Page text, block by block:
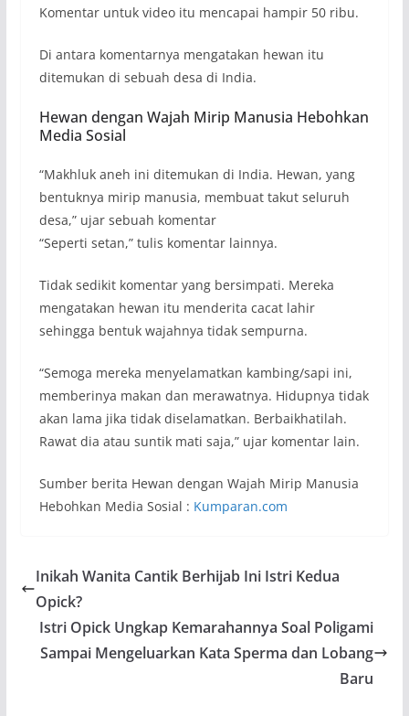
Komentar untuk video itu mencapai hampir 50 ribu.
Di antara komentarnya mengatakan hewan itu
ditemukan di sebuah desa di India.
Hewan dengan Wajah Mirip Manusia Hebohkan
Media Sosial
“Makhluk aneh ini ditemukan di India. Hewan, yang
bentuknya mirip manusia, membuat takut seluruh
desa,” ujar sebuah komentar
“Seperti setan,” tulis komentar lainnya.
Tidak sedikit komentar yang bersimpati. Mereka
mengatakan hewan itu menderita cacat lahir
sehingga bentuk wajahnya tidak sempurna.
“Semoga mereka menyelamatkan kambing/sapi ini,
memberinya makan dan merawatnya. Hidupnya tidak
akan lama jika tidak diselamatkan. Berbaikhatilah.
Rawat dia atau suntik mati saja,” ujar komentar lain.
Sumber berita Hewan dengan Wajah Mirip Manusia
Hebohkan Media Sosial : Kumparan.com
Inikah Wanita Cantik Berhijab Ini Istri Kedua
Opick?
Istri Opick Ungkap Kemarahannya Soal Poligami
Sampai Mengeluarkan Kata Sperma dan Lobang
Baru